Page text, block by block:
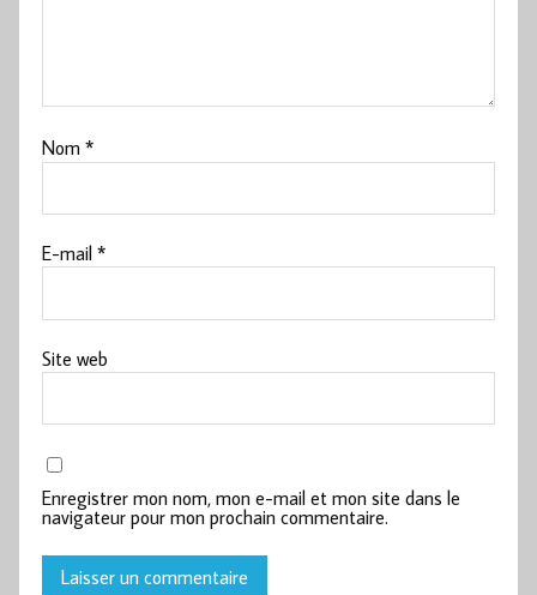
Nom*
E-mail*
Site web
Enregistrer mon nom, mon e-mail et mon site dans le
navigateur pour mon prochain commentaire.